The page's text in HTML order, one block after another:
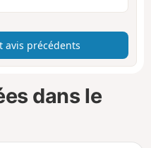
avis précédents
dans le